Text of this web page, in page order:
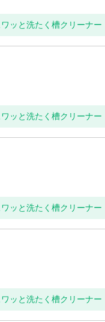
ッと洗たく槽クリーナー
ッと洗たく槽クリーナー
ッと洗たく槽クリーナー
ッと洗たく槽クリーナー